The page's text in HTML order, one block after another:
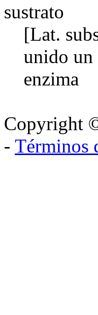
sustrato
[Lat.
unido un
enzima
Copyright
- Términos